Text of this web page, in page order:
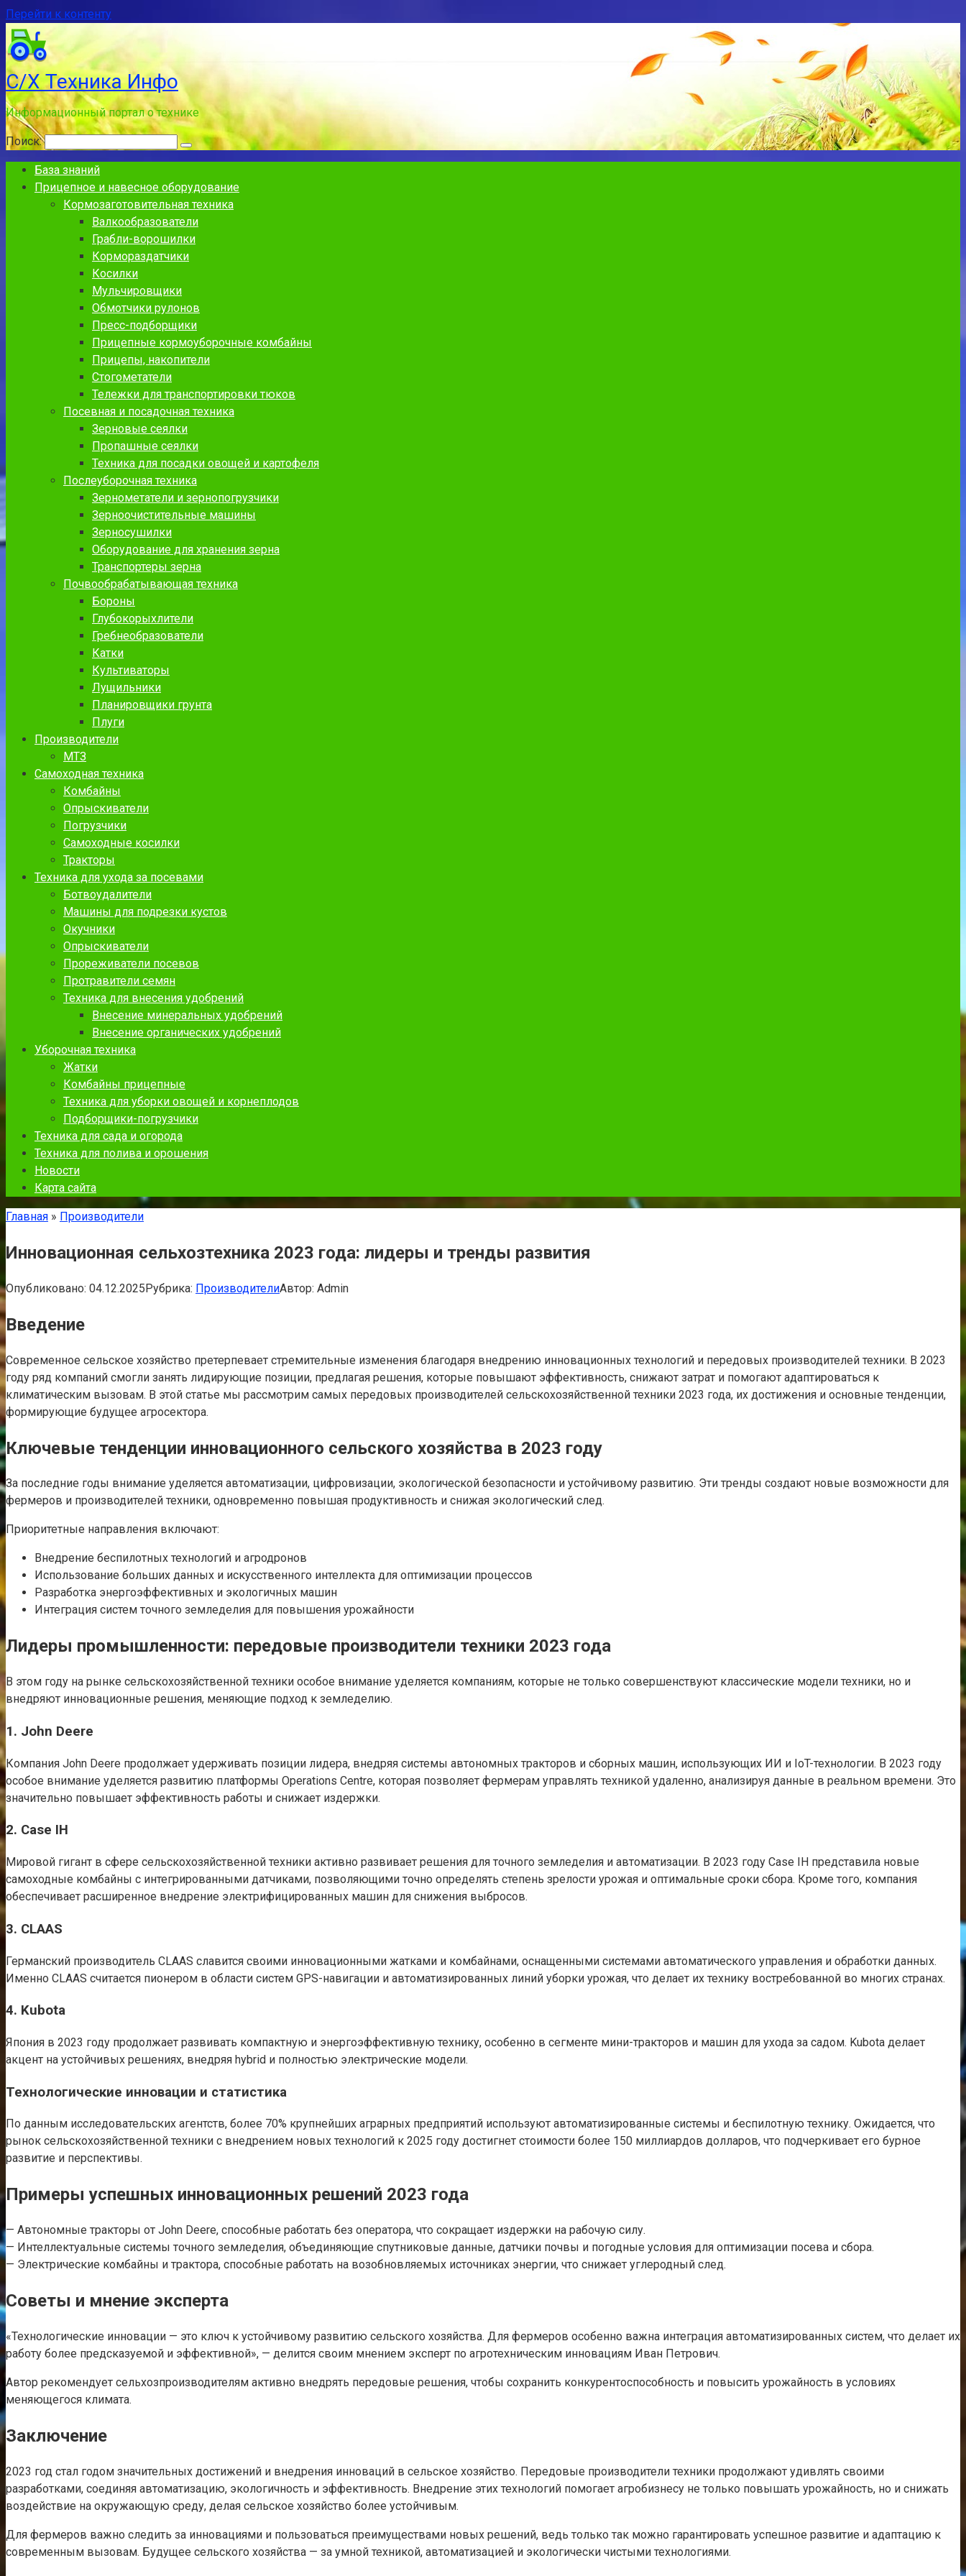
Перейти к контенту
С/Х Техника Инфо
Информационный портал о технике
Поиск:
База знаний
Прицепное и навесное оборудование
Кормозаготовительная техника
Валкообразователи
Грабли-ворошилки
Кормораздатчики
Косилки
Мульчировщики
Обмотчики рулонов
Пресс-подборщики
Прицепные кормоуборочные комбайны
Прицепы, накопители
Стогометатели
Тележки для транспортировки тюков
Посевная и посадочная техника
Зерновые сеялки
Пропашные сеялки
Техника для посадки овощей и картофеля
Послеуборочная техника
Зернометатели и зернопогрузчики
Зерноочистительные машины
Зерносушилки
Оборудование для хранения зерна
Транспортеры зерна
Почвообрабатывающая техника
Бороны
Глубокорыхлители
Гребнеобразователи
Катки
Культиваторы
Лущильники
Планировщики грунта
Плуги
Производители
МТЗ
Самоходная техника
Комбайны
Опрыскиватели
Погрузчики
Самоходные косилки
Тракторы
Техника для ухода за посевами
Ботвоудалители
Машины для подрезки кустов
Окучники
Опрыскиватели
Прореживатели посевов
Протравители семян
Техника для внесения удобрений
Внесение минеральных удобрений
Внесение органических удобрений
Уборочная техника
Жатки
Комбайны прицепные
Техника для уборки овощей и корнеплодов
Подборщики-погрузчики
Техника для сада и огорода
Техника для полива и орошения
Новости
Карта сайта
Главная » Производители
Инновационная сельхозтехника 2023 года: лидеры и тренды развития
Опубликовано: 04.12.2025Рубрика: ПроизводителиАвтор: Admin
Введение
Современное сельское хозяйство претерпевает стремительные изменения благодаря внедрению инновационных технологий и передовых производителей техники. В 2023
году ряд компаний смогли занять лидирующие позиции, предлагая решения, которые повышают эффективность, снижают затрат и помогают адаптироваться к
климатическим вызовам. В этой статье мы рассмотрим самых передовых производителей сельскохозяйственной техники 2023 года, их достижения и основные тенденции,
формирующие будущее агросектора.
Ключевые тенденции инновационного сельского хозяйства в 2023 году
За последние годы внимание уделяется автоматизации, цифровизации, экологической безопасности и устойчивому развитию. Эти тренды создают новые возможности для
фермеров и производителей техники, одновременно повышая продуктивность и снижая экологический след.
Приоритетные направления включают:
Внедрение беспилотных технологий и агродронов
Использование больших данных и искусственного интеллекта для оптимизации процессов
Разработка энергоэффективных и экологичных машин
Интеграция систем точного земледелия для повышения урожайности
Лидеры промышленности: передовые производители техники 2023 года
В этом году на рынке сельскохозяйственной техники особое внимание уделяется компаниям, которые не только совершенствуют классические модели техники, но и
внедряют инновационные решения, меняющие подход к земледелию.
1. John Deere
Компания John Deere продолжает удерживать позиции лидера, внедряя системы автономных тракторов и сборных машин, использующих ИИ и IoT-технологии. В 2023 году
особое внимание уделяется развитию платформы Operations Centre, которая позволяет фермерам управлять техникой удаленно, анализируя данные в реальном времени. Это
значительно повышает эффективность работы и снижает издержки.
2. Case IH
Мировой гигант в сфере сельскохозяйственной техники активно развивает решения для точного земледелия и автоматизации. В 2023 году Case IH представила новые
самоходные комбайны с интегрированными датчиками, позволяющими точно определять степень зрелости урожая и оптимальные сроки сбора. Кроме того, компания
обеспечивает расширенное внедрение электрифицированных машин для снижения выбросов.
3. CLAAS
Германский производитель CLAAS славится своими инновационными жатками и комбайнами, оснащенными системами автоматического управления и обработки данных.
Именно CLAAS считается пионером в области систем GPS-навигации и автоматизированных линий уборки урожая, что делает их технику востребованной во многих странах.
4. Kubota
Япония в 2023 году продолжает развивать компактную и энергоэффективную технику, особенно в сегменте мини-тракторов и машин для ухода за садом. Kubota делает
акцент на устойчивых решениях, внедряя hybrid и полностью электрические модели.
Технологические инновации и статистика
По данным исследовательских агентств, более 70% крупнейших аграрных предприятий используют автоматизированные системы и беспилотную технику. Ожидается, что
рынок сельскохозяйственной техники с внедрением новых технологий к 2025 году достигнет стоимости более 150 миллиардов долларов, что подчеркивает его бурное
развитие и перспективы.
Примеры успешных инновационных решений 2023 года
— Автономные тракторы от John Deere, способные работать без оператора, что сокращает издержки на рабочую силу.
— Интеллектуальные системы точного земледелия, объединяющие спутниковые данные, датчики почвы и погодные условия для оптимизации посева и сбора.
— Электрические комбайны и трактора, способные работать на возобновляемых источниках энергии, что снижает углеродный след.
Советы и мнение эксперта
«Технологические инновации — это ключ к устойчивому развитию сельского хозяйства. Для фермеров особенно важна интеграция автоматизированных систем, что делает их
работу более предсказуемой и эффективной», — делится своим мнением эксперт по агротехническим инновациям Иван Петрович.
Автор рекомендует сельхозпроизводителям активно внедрять передовые решения, чтобы сохранить конкурентоспособность и повысить урожайность в условиях
меняющегося климата.
Заключение
2023 год стал годом значительных достижений и внедрения инноваций в сельское хозяйство. Передовые производители техники продолжают удивлять своими
разработками, соединяя автоматизацию, экологичность и эффективность. Внедрение этих технологий помогает агробизнесу не только повышать урожайность, но и снижать
воздействие на окружающую среду, делая сельское хозяйство более устойчивым.
Для фермеров важно следить за инновациями и пользоваться преимуществами новых решений, ведь только так можно гарантировать успешное развитие и адаптацию к
современным вызовам. Будущее сельского хозяйства — за умной техникой, автоматизацией и экологически чистыми технологиями.